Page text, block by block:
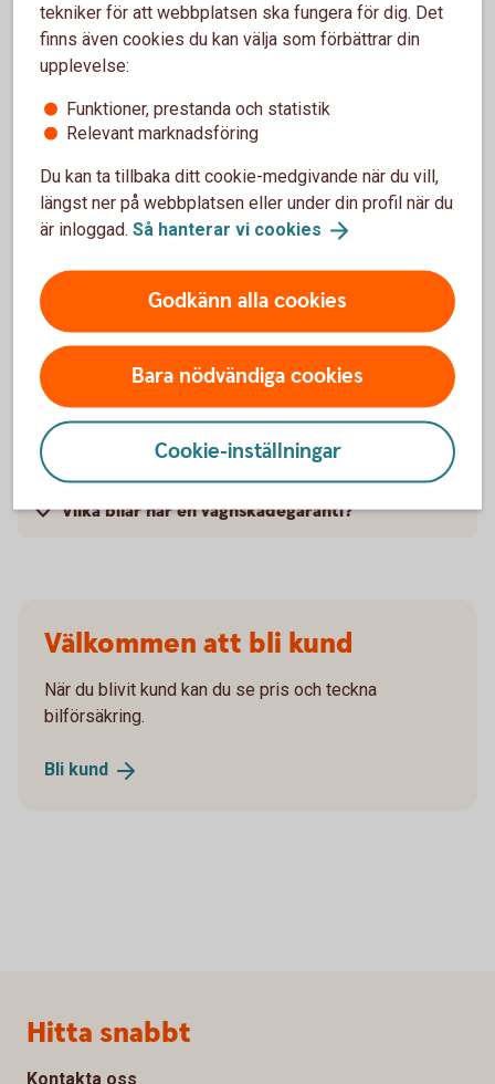
Vanliga frågor om att försäkra
Mitsubishi
Trafik, hel och halv – vad är det för skillnad på
försäkringarna?
När slutar den tidigare ägarens försäkring att
Om man övningskör och olyckan är framme,
täcker bilförsäkringen då?
Gäller bilförsäkringen utanför Sverige?
Täcker försäkringen viltolyckor?
Vilka bilar har en vagnskadegaranti?
Välkommen att bli kund
När du blivit kund kan du se pris och teckna
bilförsäkring.
Bli kund
tekniker för att webbplatsen ska fungera för dig. Det
finns även cookies du kan välja som förbättrar din
upplevelse:
Funktioner, prestanda och statistik
Relevant marknadsföring
Du kan ta tillbaka ditt cookie-medgivande när du vill,
längst ner på webbplatsen eller under din profil när du
är inloggad. Så hanterar vi cookies
Godkänn alla cookies
Bara nödvändiga cookies
Cookie-inställningar
Sidfot
Hitta snabbt
Kontakta oss